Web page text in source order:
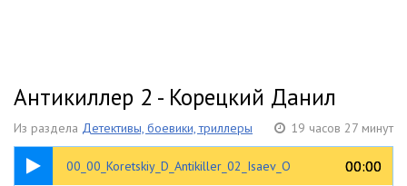
Антикиллер 2 - Корецкий Данил
Из раздела Детективы, боевики, триллеры 19 часов 27 минут
00_00_Koretskiy_D_Antikiller_02_Isaev_O 00:00
00:00
00:26